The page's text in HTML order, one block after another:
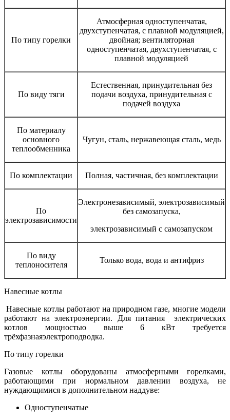
По типу горелки
Атмосферная одноступенчатая,
двухступенчатая, с плавной модуляцией,
двойная; вентиляторная
одноступенчатая, двухступенчатая, с
плавной модуляцией
По виду тяги
Естественная, принудительная без
подачи воздуха, принудительная с
подачей воздуха
По материалу
основного
теплообменника
Чугун, сталь, нержавеющая сталь, медь
По комплектации Полная, частичная, без комплектации
По
электрозависимости
Электронезависимый, электрозависимый
без самозапуска,
электрозависимый с самозапуском
По виду
теплоносителя
Только вода, вода и антифриз
Навесные котлы
Навесные котлы работают на природном газе, многие модели
работают на электроэнергии. Для питания электрических
котлов мощностью выше 6 кВт требуется
трёхфазнаяэлектроподводка.
По типу горелки
Газовые котлы оборудованы атмосферными горелками,
работающими при нормальном давлении воздуха, не
нуждающимися в дополнительном наддуве:
Одноступенчатые